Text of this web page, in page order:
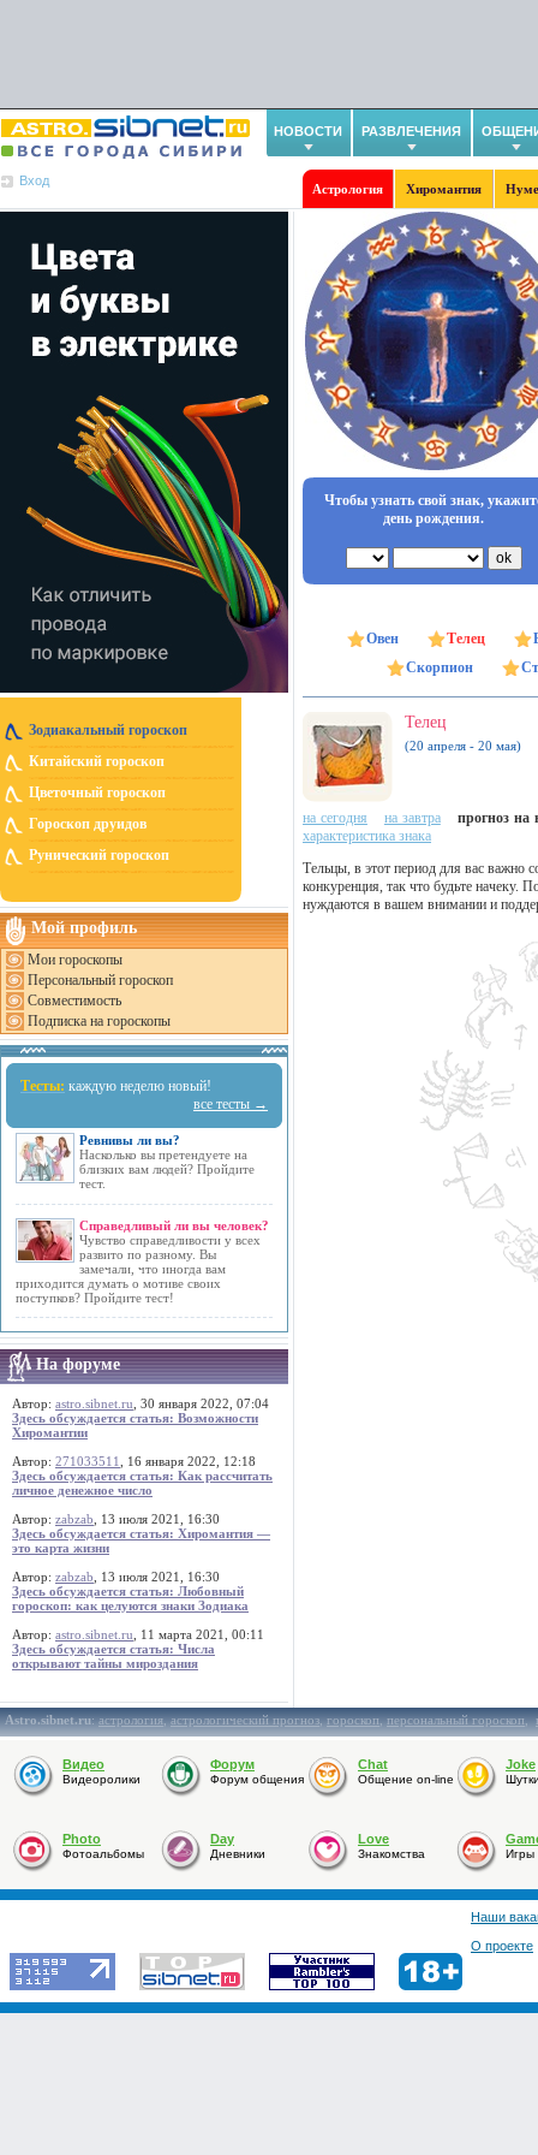
НОВОСТИ РАЗВЛЕЧЕНИЯ
Вход
Астрология Хиромантия
Зодиакальный гороскоп
Китайский гороскоп
Цветочный гороскоп
Гороскоп друидов
Рунический гороскоп
Мой профиль
Мои гороскопы
Персональный гороскоп
Совместимость
Подписка на гороскопы
Тесты: каждую неделю новый!
все тесты →
Ревнивы ли вы?
Насколько вы претендуете на
близких вам людей? Пройдите
тест.
Справедливый ли вы человек?
Чувство справедливости у всех
развито по разному. Вы
замечали, что иногда вам
приходится думать о мотиве своих
поступков? Пройдите тест!
На форуме
Автор: astro.sibnet.ru , 30 января 2022, 07:04
Здесь обсуждается статья: Возможности
Хиромантии
Автор: 271033511
, 16 января 2022, 12:18
Здесь обсуждается статья: Как рассчитать
личное денежное число
Автор: zabzab , 13 июля 2021, 16:30
Здесь обсуждается статья: Хиромантия —
это карта жизни
Автор: zabzab , 13 июля 2021, 16:30
Здесь обсуждается статья: Любовный
гороскоп: как целуются знаки Зодиака
Автор: astro.sibnet.ru , 11 марта 2021, 00:11
Здесь обсуждается статья: Числа
открывают тайны мироздания
Чтобы узнать свой знак,
день рождения.
Овен Телец
Скорпион
Телец
(20 апреля - 20 мая)
на сегодня на завтра
прогноз на
характеристика знака
Тельцы, в этот период для вас важно
конкуренция, так что будьте начеку.
нуждаются в вашем внимании и
Astro.sibnet.ru:астрология,астрологический прогноз,гороскоп,персональный гороскоп,
Видео
Видеоролики
Форум
Форум общения
Chat
Общение on-line
Joke
Photo
Фотоальбомы
Day
Дневники
Love
Знакомства Игры
Наши
О проекте